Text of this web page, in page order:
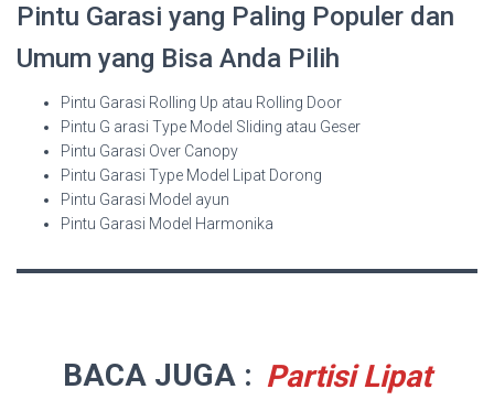
Pintu Garasi yang Paling Populer dan
Umum yang Bisa Anda Pilih
Pintu Garasi Rolling Up atau Rolling Door
Pintu G arasi Type Model Sliding atau Geser
Pintu Garasi Over Canopy
Pintu Garasi Type Model Lipat Dorong
Pintu Garasi Model ayun
Pintu Garasi Model Harmonika
BACA JUGA : Partisi Lipat